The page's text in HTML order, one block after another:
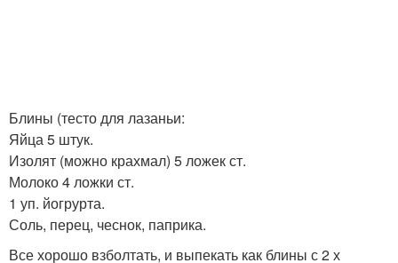
Блины (тесто для лазаньи:
Яйца 5 штук.
Изолят (можно крахмал) 5 ложек ст.
Молоко 4 ложки ст.
1 уп. йогрурта.
Соль, перец, чеснок, паприка.
Все хорошо взболтать, и выпекать как блины с 2 х